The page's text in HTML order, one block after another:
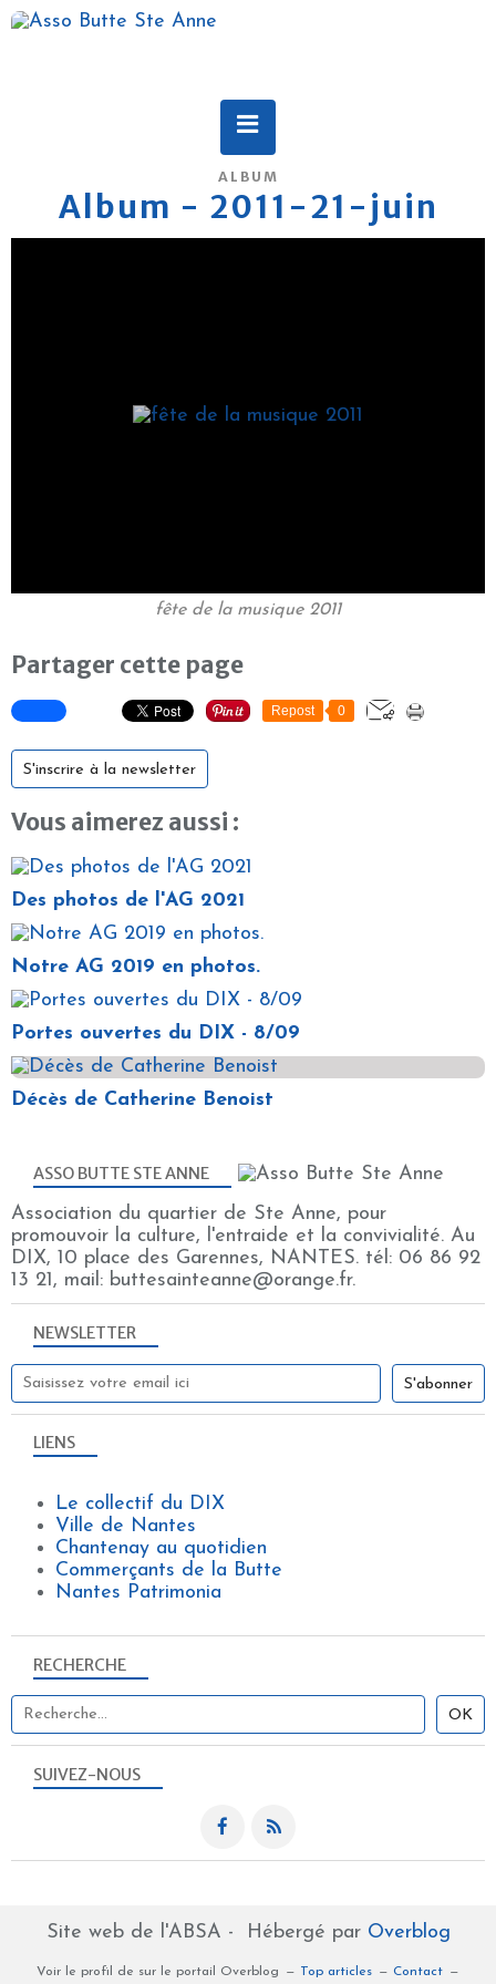
ALBUM
Album - 2011-21-juin
fête de la musique 2011
Partager cette page
Repost 0
S'inscrire à la newsletter
Vous aimerez aussi :
Des photos de l'AG 2021
Notre AG 2019 en photos.
Portes ouvertes du DIX - 8/09
Décès de Catherine Benoist
NEWSLETTER
SUIVEZ-NOUS
RECHERCHE
ASSO BUTTE STE ANNE
Association du quartier de Ste Anne, pour
promouvoir la culture, l'entraide et la convivialité. Au
DIX, 10 place des Garennes, NANTES. tél: 06 86 92
13 21, mail: buttesainteanne@orange.fr.
LIENS
Le collectif du DIX
Ville de Nantes
Chantenay au quotidien
Commerçants de la Butte
Nantes Patrimonia
Site web de l'ABSA - Hébergé par Overblog
Voir le profil de sur le portail Overblog Top articles Contact